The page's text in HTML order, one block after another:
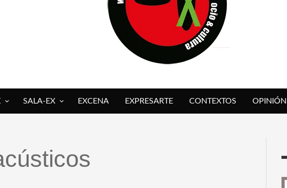
MARSHALL FLASH PRESENTA EN EXVITA [RELATIVA SENCILLEZ]
JOFRE BARDAGÍ EN EXVITA INTERPRETANDO A SERRAT
YORCH PRESENTA [CURSO DE ARMONÍA PERSECUTORIA] EN EXVITA
MAGALÍ SARE NOS EXPLICA [DESCASADA]
SALA-EX EXCENA EXPRESARTE CONTEXTOS OPINIÓN